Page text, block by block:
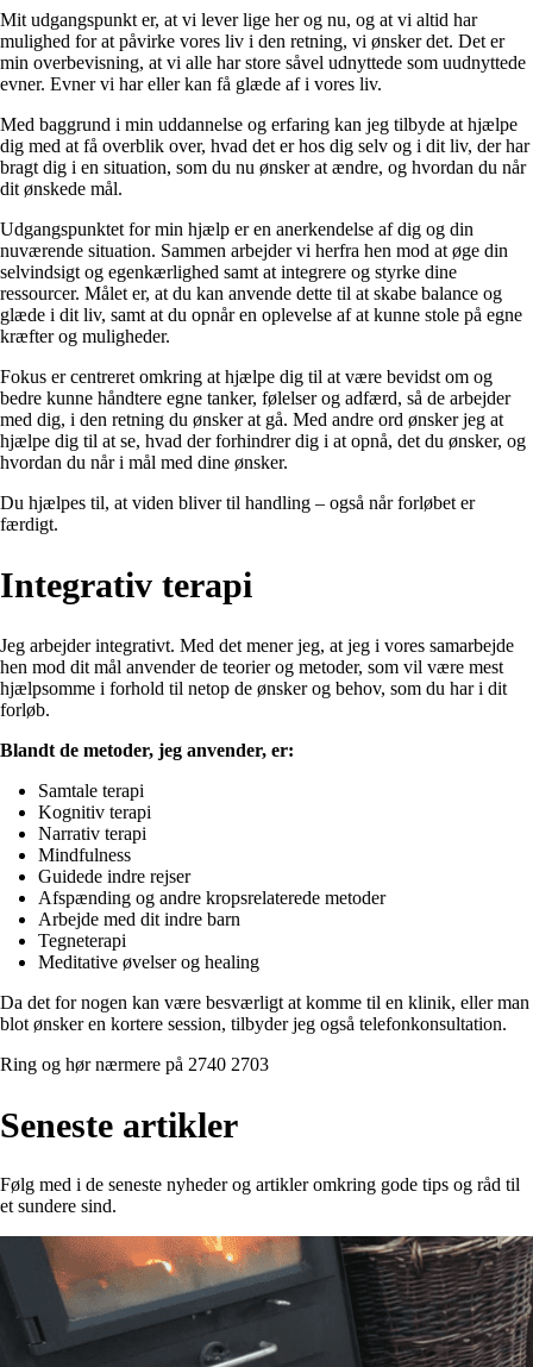
Mit udgangspunkt er, at vi lever lige her og nu, og at vi altid har
mulighed for at påvirke vores liv i den retning, vi ønsker det. Det er
min overbevisning, at vi alle har store såvel udnyttede som uudnyttede
evner. Evner vi har eller kan få glæde af i vores liv.
Med baggrund i min uddannelse og erfaring kan jeg tilbyde at hjælpe
dig med at få overblik over, hvad det er hos dig selv og i dit liv, der har
bragt dig i en situation, som du nu ønsker at ændre, og hvordan du når
dit ønskede mål.
Udgangspunktet for min hjælp er en anerkendelse af dig og din
nuværende situation. Sammen arbejder vi herfra hen mod at øge din
selvindsigt og egenkærlighed samt at integrere og styrke dine
ressourcer. Målet er, at du kan anvende dette til at skabe balance og
glæde i dit liv, samt at du opnår en oplevelse af at kunne stole på egne
kræfter og muligheder.
Fokus er centreret omkring at hjælpe dig til at være bevidst om og
bedre kunne håndtere egne tanker, følelser og adfærd, så de arbejder
med dig, i den retning du ønsker at gå. Med andre ord ønsker jeg at
hjælpe dig til at se, hvad der forhindrer dig i at opnå, det du ønsker, og
hvordan du når i mål med dine ønsker.
Du hjælpes til, at viden bliver til handling – også når forløbet er
færdigt.
Integrativ terapi
Jeg arbejder integrativt. Med det mener jeg, at jeg i vores samarbejde
hen mod dit mål anvender de teorier og metoder, som vil være mest
hjælpsomme i forhold til netop de ønsker og behov, som du har i dit
forløb.
Blandt de metoder, jeg anvender, er:
Samtale terapi
Kognitiv terapi
Narrativ terapi
Mindfulness
Guidede indre rejser
Afspænding og andre kropsrelaterede metoder
Arbejde med dit indre barn
Tegneterapi
Meditative øvelser og healing
Da det for nogen kan være besværligt at komme til en klinik, eller man
blot ønsker en kortere session, tilbyder jeg også telefonkonsultation.
Ring og hør nærmere på 2740 2703
Seneste artikler
Følg med i de seneste nyheder og artikler omkring gode tips og råd til
et sundere sind.